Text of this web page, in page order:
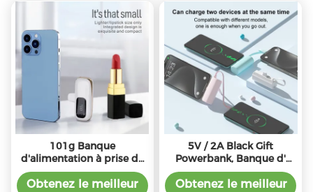
101g Banque
d'alimentation à prise de
courant à queue légère
Avec sortie 5V/2.1A 1-2
Obtenez le meilleur
5V / 2A Black Gift
Powerbank, Banque d'
alimentation à prise
mobile
Obtenez le meilleur